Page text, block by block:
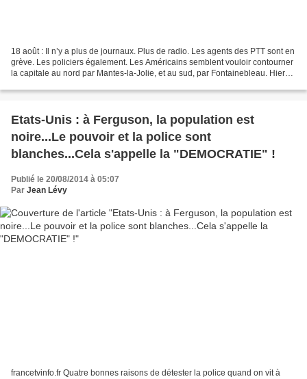
18 août : Il n’y a plus de journaux. Plus de radio. Les agents des PTT sont en
grève. Les policiers également. Les Américains semblent vouloir contourner
la capitale au nord par Mantes-la-Jolie, et au sud, par Fontainebleau. Hier
Etats-Unis : à Ferguson, la population est
noire...Le pouvoir et la police sont
blanches...Cela s'appelle la "DEMOCRATIE" !
Publié le 20/08/2014 à 05:07
Par Jean Lévy
francetvinfo.fr Quatre bonnes raisons de détester la police quand on vit à